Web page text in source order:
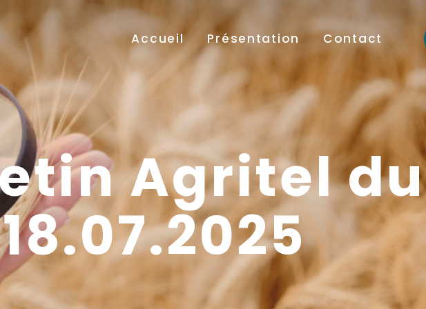
Accueil Présentation Contact
Agritel du
18.07.2025